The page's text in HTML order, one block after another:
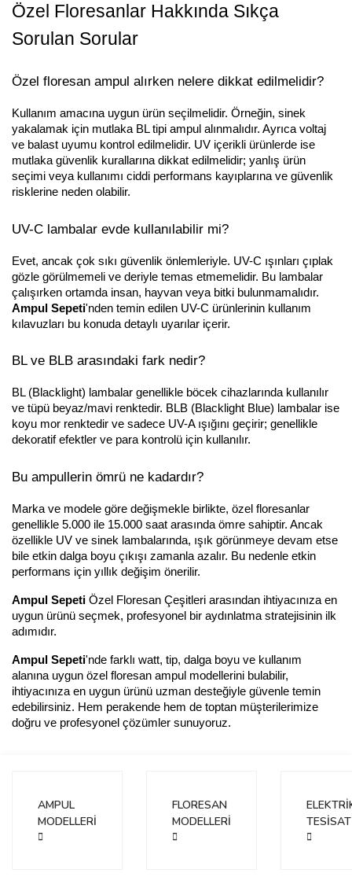
Özel Floresanlar Hakkında Sıkça
Sorulan Sorular
Özel floresan ampul alırken nelere dikkat edilmelidir?
Kullanım amacına uygun ürün seçilmelidir. Örneğin, sinek
yakalamak için mutlaka BL tipi ampul alınmalıdır. Ayrıca voltaj
ve balast uyumu kontrol edilmelidir. UV içerikli ürünlerde ise
mutlaka güvenlik kurallarına dikkat edilmelidir; yanlış ürün
seçimi veya kullanımı ciddi performans kayıplarına ve güvenlik
risklerine neden olabilir.
UV-C lambalar evde kullanılabilir mi?
Evet, ancak çok sıkı güvenlik önlemleriyle. UV-C ışınları çıplak
gözle görülmemeli ve deriyle temas etmemelidir. Bu lambalar
Ampul Sepeti'nden temin edilen UV-C ürünlerinin kullanım
kılavuzları bu konuda detaylı uyarılar içerir.
BL ve BLB arasındaki fark nedir?
BL (Blacklight) lambalar genellikle böcek cihazlarında kullanılır
ve tüpü beyaz/mavi renktedir. BLB (Blacklight Blue) lambalar ise
koyu mor renktedir ve sadece UV-A ışığını geçirir; genellikle
dekoratif efektler ve para kontrolü için kullanılır.
Bu ampullerin ömrü ne kadardır?
Marka ve modele göre değişmekle birlikte, özel floresanlar
genellikle 5.000 ile 15.000 saat arasında ömre sahiptir. Ancak
özellikle UV ve sinek lambalarında, ışık görünmeye devam etse
bile etkin dalga boyu çıkışı zamanla azalır. Bu nedenle etkin
performans için yıllık değişim önerilir.
Ampul Sepeti Özel Floresan Çeşitleri arasından ihtiyacınıza en
uygun ürünü seçmek, profesyonel bir aydınlatma stratejisinin ilk
adımıdır.
Ampul Sepeti'nde farklı watt, tip, dalga boyu ve kullanım
alanına uygun özel floresan ampul modellerini bulabilir,
ihtiyacınıza en uygun ürünü uzman desteğiyle güvenle temin
edebilirsiniz. Hem perakende hem de toptan müşterilerimize
doğru ve profesyonel çözümler sunuyoruz.
AMPUL
MODELLERİ
FLORESAN
MODELLERİ
TESİSAT